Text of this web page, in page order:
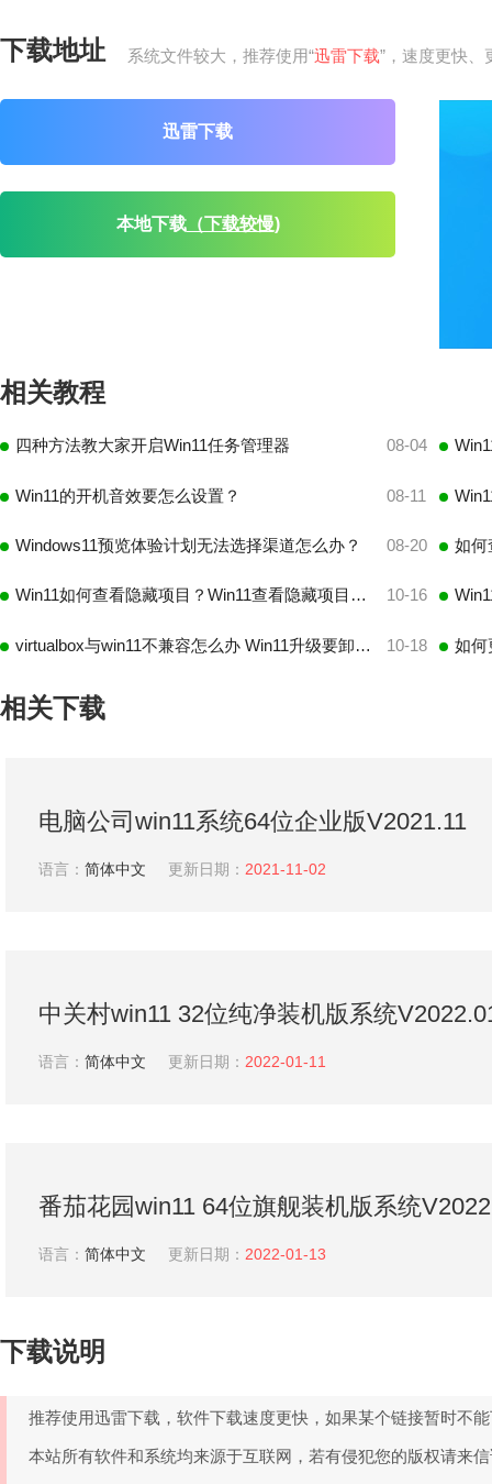
下载地址 系统文件较大，推荐使用“迅雷下载”，速度更快、
迅雷下载
本地下载（下载较慢)
相关教程
四种方法教大家开启Win11任务管理器 08-04
Win11的开机音效要怎么设置？ 08-11
Windows11预览体验计划无法选择渠道怎么办？ 08-20
Win11如何查看隐藏项目？Win11查看隐藏项目的方法 10-16
virtualbox与win11不兼容怎么办 Win11升级要卸载virtualbox 10-18 如何
相关下载
电脑公司win11系统64位企业版V2021.11
语言： 简体中文 更新日期： 2021-11-02
中关村win11 32位纯净装机版系统
语言： 简体中文 更新日期： 2022-01-11
番茄花园win11 64位旗舰装机版系统
语言： 简体中文 更新日期： 2022-01-13
下载说明
推荐使用迅雷下载，软件下载速度更快，如果某个链接暂时不
本站所有软件和系统均来源于互联网，若有侵犯您的版权请来